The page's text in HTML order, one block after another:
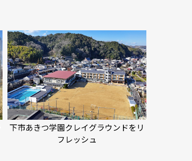
下市あきつ学園クレイグラウンドをリ
フレッシュ